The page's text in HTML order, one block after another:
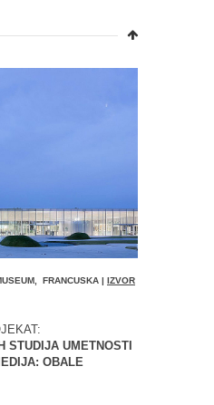
FRANCUSKA | IZVOR
STUDIJA UMETNOSTI
OBALE